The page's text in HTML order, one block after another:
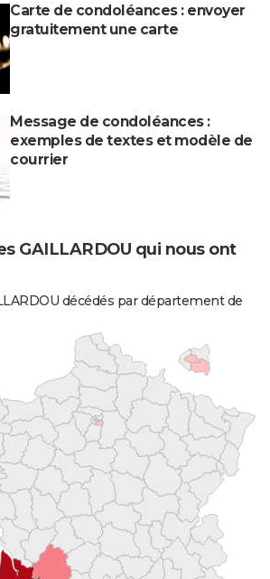
Carte de condoléances : envoyer
gratuitement une carte
Message de condoléances :
exemples de textes et modèle de
courrier
GAILLARDOU qui nous ont
décédés par département de